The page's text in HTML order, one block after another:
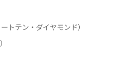
トテン・ダイヤモンド）